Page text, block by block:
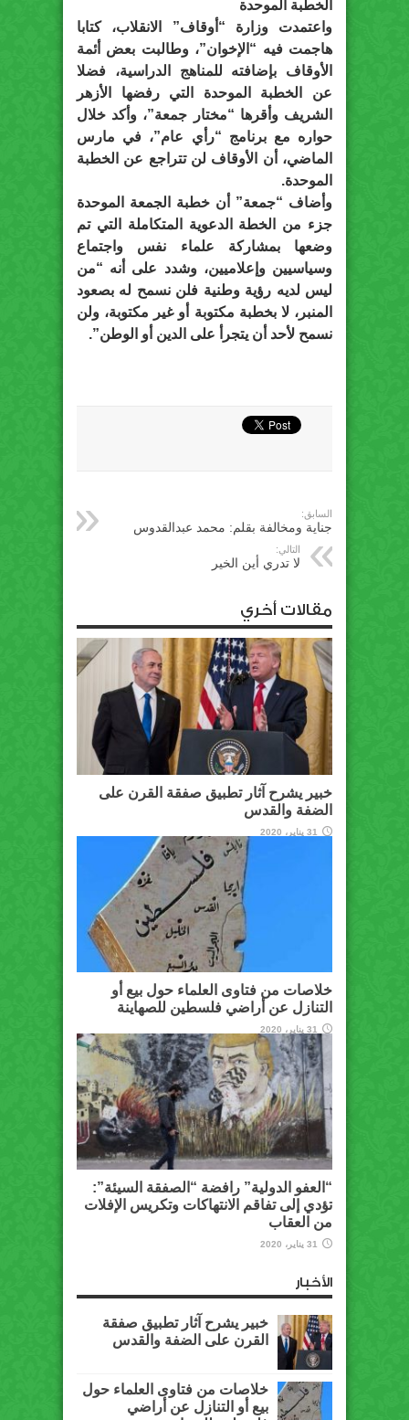
الخطبة الموحدة
واعتمدت وزارة “أوقاف” الانقلاب، كتابا
هاجمت فيه “الإخوان”، وطالبت بعض أئمة
الأوقاف بإضافته للمناهج الدراسية، فضلا
عن الخطبة الموحدة التي رفضها الأزهر
الشريف وأقرها “مختار جمعة”، وأكد خلال
حواره مع برنامج “رأي عام”، في مارس
الماضي، أن الأوقاف لن تتراجع عن الخطبة
الموحدة.
وأضاف “جمعة” أن خطبة الجمعة الموحدة
جزء من الخطة الدعوية المتكاملة التي تم
وضعها بمشاركة علماء نفس واجتماع
وسياسيين وإعلاميين، وشدد على أنه “من
ليس لديه رؤية وطنية فلن نسمح له بصعود
المنبر، لا بخطبة مكتوبة أو غير مكتوبة، ولن
نسمح لأحد أن يتجرأ على الدين أو الوطن”.
السابق:
جناية ومخالفة بقلم: محمد عبدالقدوس
التالي:
لا تدري أين الخير
مقالات أخري
خبير يشرح آثار تطبيق صفقة القرن على
الضفة والقدس
31 يناير، 2020
خلاصات من فتاوى العلماء حول بيع أو
التنازل عن أراضي فلسطين للصهاينة
31 يناير، 2020
“العفو الدولية” رافضة “الصفقة السيئة”:
تؤدي إلى تفاقم الانتهاكات وتكريس الإفلات
من العقاب
31 يناير، 2020
الأخبار
خبير يشرح آثار تطبيق صفقة
القرن على الضفة والقدس
خلاصات من فتاوى العلماء حول
بيع أو التنازل عن أراضي